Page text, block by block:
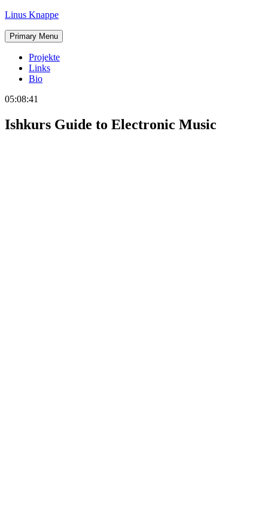
Skip
content
Linus Knappe
Primary Menu
Projekte
Links
Bio
05:08:42
Ishkurs Guide to Electronic Music